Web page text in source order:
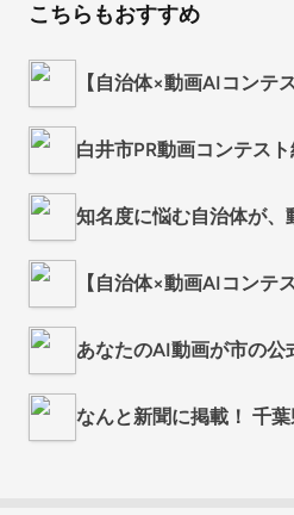
こちらもおすすめ
【自治体×動画AIコンテ
白井市PR動画コンテス
知名度に悩む自治体が
【自治体×動画AIコンテ
あなたのAI動画が市の公
なんと新聞に掲載！ 千